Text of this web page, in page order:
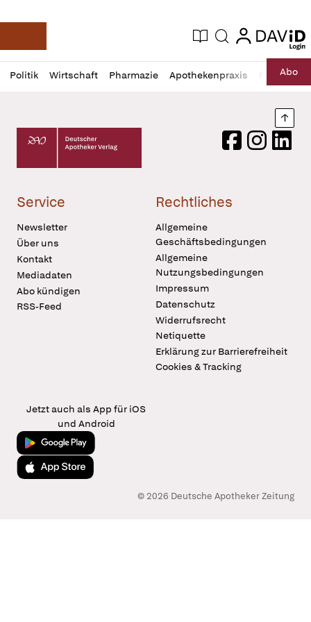
Deutsche Apotheker Zeitung
Aktuelle Ausgabe
Suche login
login
Politik Wirtschaft Pharmazie Apothekenpraxis RechtAbo
Profil
öffnen
Daz
Pur
Deutscher Apotheker Verlag Logo
FacebookInstagram
Service
Newsletter
Über uns
Kontakt
Mediadaten
Abo kündigen
RSS-Feed
Rechtliches
Allgemeine
Geschäftsbedingungen
Allgemeine
Nutzungsbedingungen
Impressum
Datenschutz
Widerrufsrecht
Netiquette
Erklärung zur Barrierefreiheit
Cookies & Tracking
Jetzt auch als App für iOS
und Android
Jetzt bei Google Play
Laden im App Store
© 2026 Deutsche Apotheker Zeitung